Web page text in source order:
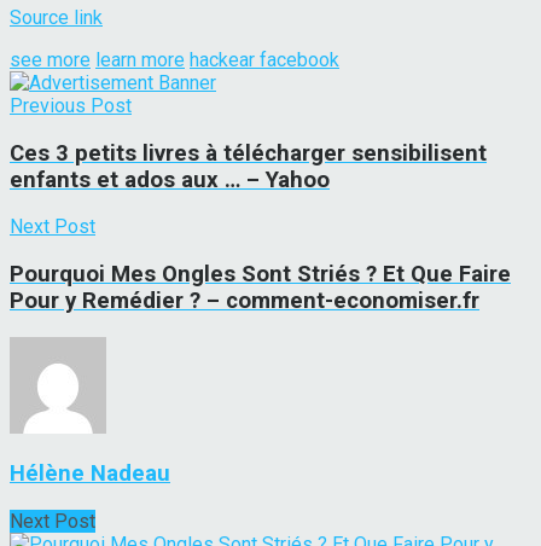
Source link
see more learn more hackear facebook
Previous Post
Ces 3 petits livres à télécharger sensibilisent
enfants et ados aux … – Yahoo
Next Post
Pourquoi Mes Ongles Sont Striés ? Et Que Faire
Pour y Remédier ? – comment-economiser.fr
Hélène Nadeau
Next Post